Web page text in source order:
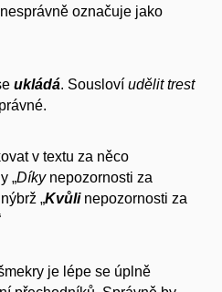
označuje jako
ukládá. Sousloví udělit trest
v textu za něco
„Díkynepozornosti za
„Kvůlinepozornosti za
je lépe se úplně